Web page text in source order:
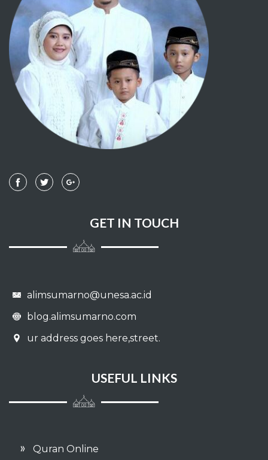
GET IN TOUCH
alimsumarno@unesa.ac.id
blog.alimsumarno.com
ur address goes here,street.
USEFUL LINKS
Quran Online